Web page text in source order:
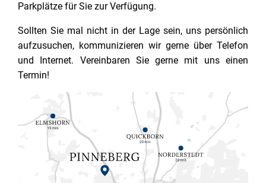
Parkplätze für Sie zur Verfügung.
Sollten Sie mal nicht in der Lage sein, uns persönlich
aufzusuchen, kommunizieren wir gerne über Telefon
und Internet. Vereinbaren Sie gerne mit uns einen
Termin!